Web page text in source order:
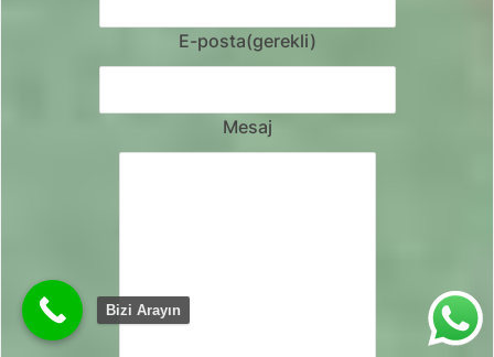
E-posta(gerekli)
Mesaj
Bizi Arayın